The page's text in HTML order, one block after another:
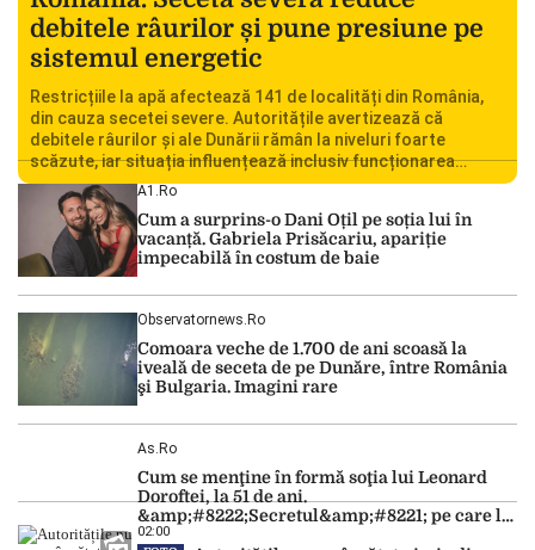
debitele râurilor și pune presiune pe
sistemul energetic
Restricțiile la apă afectează 141 de localități din România,
din cauza secetei severe. Autoritățile avertizează că
debitele râurilor și ale Dunării rămân la niveluri foarte
scăzute, iar situația influențează inclusiv funcționarea
Centralei Nucleare de la Cernavodă. România se confruntă
cu una dintre cele mai dificile perioade din punct de vedere
hidrologic din ultimii ani. Lipsa […]
A1.ro
Cum a surprins-o Dani Oțil pe soția lui în
vacanță. Gabriela Prisăcariu, apariție
impecabilă în costum de baie
Observatornews.ro
Comoara veche de 1.700 de ani scoasă la
iveală de seceta de pe Dunăre, între România
şi Bulgaria. Imagini rare
As.ro
Cum se menţine în formă soţia lui Leonard
Doroftei, la 51 de ani.
&amp;#8222;Secretul&amp;#8221; pe care l-a
dezvăluit
02:00